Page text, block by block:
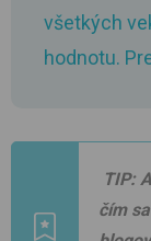
všetkých
hodnotu.
TIP:
čím